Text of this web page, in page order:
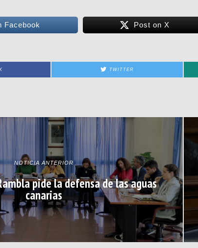
Facebook Post on X
TWITTER
NOTICIA ANTERIOR
pide la defensa de las aguas
canarias